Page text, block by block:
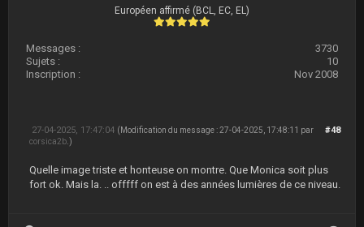
Européen affirmé (BCL, EC, EL)
Messages :
3730
Sujets :
10
Inscription :
Nov 2008
#48
27-04-2025, 17:47:04 (Modification du message : 27-04-2025, 17:48:11 par
corsica2b .)
Quelle image triste et honteuse on montre. Que Monica soit plus
fort ok. Mais la. .. offfff on est à des années lumières de ce niveau.